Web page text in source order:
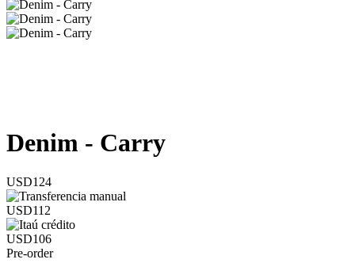
Denim - Carry
USD124
USD112
USD106
Pre-order